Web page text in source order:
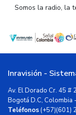
Somos la radio, la
Inravisión -
Av. El Dorado Cr. 45 #
Bogotá D.C,
Teléfonos(+57)(601)